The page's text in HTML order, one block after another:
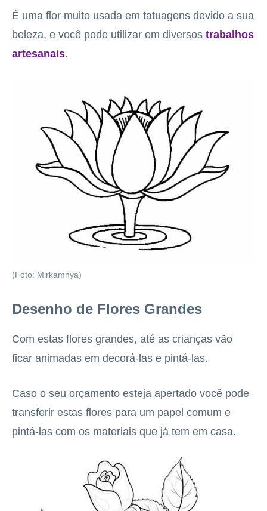
É uma flor muito usada em tatuagens devido a sua
beleza, e você pode utilizar em diversos trabalhos
artesanais.
(Foto: Mirkamnya)
Desenho de Flores Grandes
Com estas flores grandes, até as crianças vão
ficar animadas em decorá-las e pintá-las.
Caso o seu orçamento esteja apertado você pode
transferir estas flores para um papel comum e
pintá-las com os materiais que já tem em casa.